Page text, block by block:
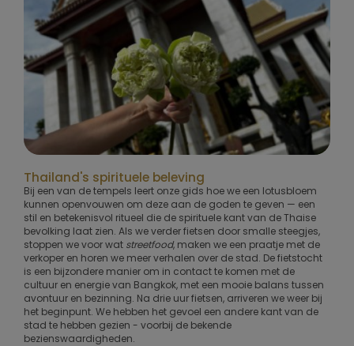
Thailand's spirituele beleving
Bij een van de tempels leert onze gids hoe we een lotusbloem
kunnen openvouwen om deze aan de goden te geven — een
stil en betekenisvol ritueel die de spirituele kant van de Thaise
bevolking laat zien. Als we verder fietsen door smalle steegjes,
stoppen we voor wat streetfood, maken we een praatje met de
verkoper en horen we meer verhalen over de stad. De fietstocht
is een bijzondere manier om in contact te komen met de
cultuur en energie van Bangkok, met een mooie balans tussen
avontuur en bezinning. Na drie uur fietsen, arriveren we weer bij
het beginpunt. We hebben het gevoel een andere kant van de
stad te hebben gezien - voorbij de bekende
bezienswaardigheden.